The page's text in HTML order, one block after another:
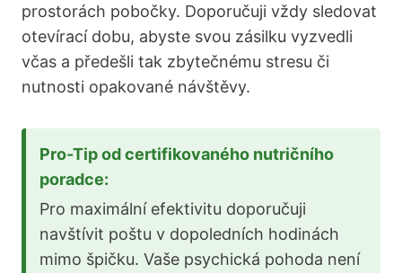
prostorách pobočky. Doporučuji vždy sledovat
otevírací dobu, abyste svou zásilku vyzvedli
včas a předešli tak zbytečnému stresu či
nutnosti opakované návštěvy.
Pro-Tip od certifikovaného nutričního
poradce:
Pro maximální efektivitu doporučuji
navštívit poštu v dopoledních hodinách
mimo špičku. Vaše psychická pohoda není